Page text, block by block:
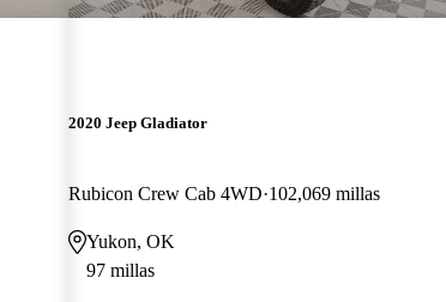
2020 Jeep Gladiator
Rubicon Crew Cab 4WD 102,069 millas
Yukon, OK
97 millas